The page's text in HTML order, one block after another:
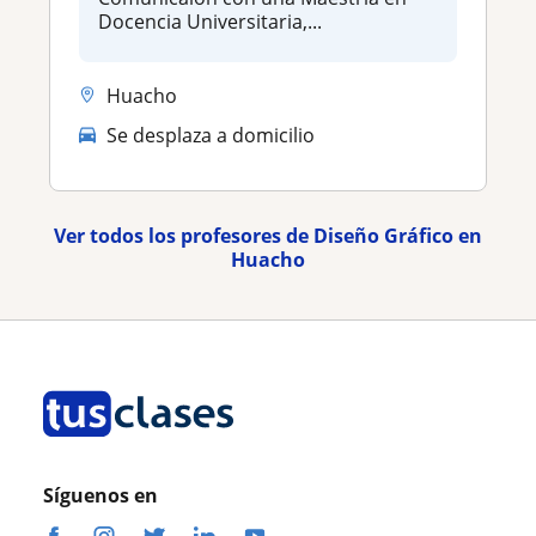
Docencia Universitaria,...
Huacho
Se desplaza a domicilio
Ver todos los profesores de Diseño Gráfico en
Huacho
Síguenos en